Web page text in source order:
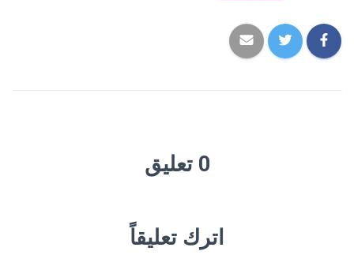
0 تعليق
اترك تعليقاً